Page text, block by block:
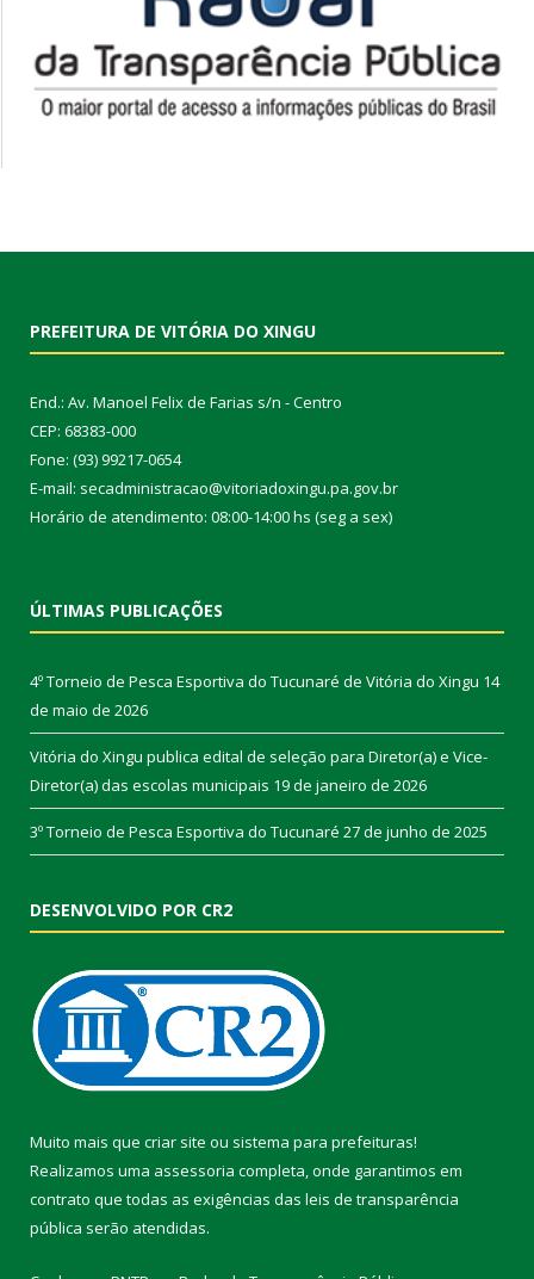
PREFEITURA DE VITÓRIA DO XINGU
End.: Av. Manoel Felix de Farias s/n - Centro
CEP: 68383-000
Fone: (93) 99217-0654
E-mail: secadministracao@vitoriadoxingu.pa.gov.br
Horário de atendimento: 08:00-14:00 hs (seg a sex)
ÚLTIMAS PUBLICAÇÕES
4º Torneio de Pesca Esportiva do Tucunaré de Vitória do Xingu 14
de maio de 2026
Vitória do Xingu publica edital de seleção para Diretor(a) e Vice-
Diretor(a) das escolas municipais 19 de janeiro de 2026
3º Torneio de Pesca Esportiva do Tucunaré 27 de junho de 2025
DESENVOLVIDO POR CR2
Muito mais que criar site ou sistema para prefeituras!
Realizamos uma assessoria completa, onde garantimos em
contrato que todas as exigências das leis de transparência
pública serão atendidas.